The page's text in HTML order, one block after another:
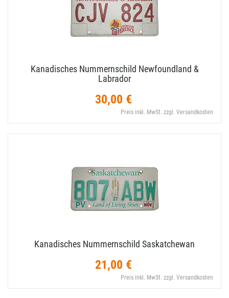
Kanadisches Nummernschild Newfoundland &
Labrador
30,00 €
Preis inkl. MwSt. zzgl. Versandkosten
Kanadisches Nummernschild Saskatchewan
21,00 €
Preis inkl. MwSt. zzgl. Versandkosten